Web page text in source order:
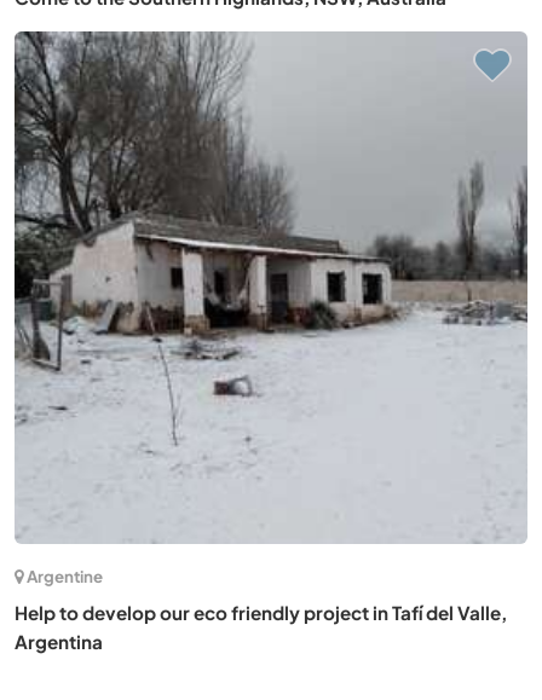
Argentine
Help to develop our eco friendly project in Tafí del Valle,
Argentina